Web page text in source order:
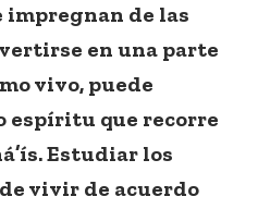
impregnan de las
en una parte
vivo, puede
espíritu que recorre
Estudiar los
vivir de acuerdo